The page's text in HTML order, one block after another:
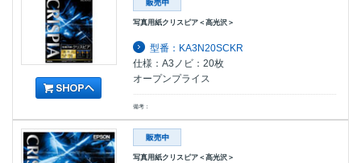
写真用紙クリスピア＜高光沢＞
型番：KA3N20SCKR
仕様：A3ノビ：20枚
オープンプライス
備考：
写真用紙クリスピア＜高光沢＞